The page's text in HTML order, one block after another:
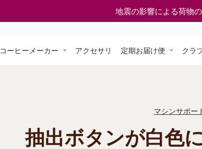
地震の影響による荷物
「ドルチェ グスト」
コーヒーメーカー「ドルチェ グスト」オリジナ
アクセサリ 定期お届け便 クラ
どうやってポイン
マシンサポー
抽出ボタンが白色